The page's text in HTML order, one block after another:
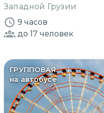
Западной Грузии
9 часов
до 17 человек
ГРУППОВАЯ
на автобусе